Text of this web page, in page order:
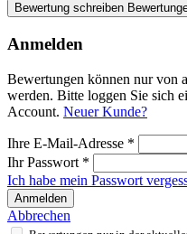
Bewertung schreiben
Anmelden
Bewertungen können nur von
werden. Bitte loggen Sie sich
Account. Neuer Kunde?
Ihre E-Mail-Adresse *
Ihr Passwort *
Ich habe mein Passwort
Anmelden
Abbrechen